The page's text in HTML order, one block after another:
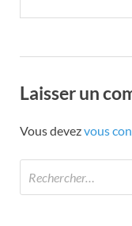
Laisser un
Vous devezvous